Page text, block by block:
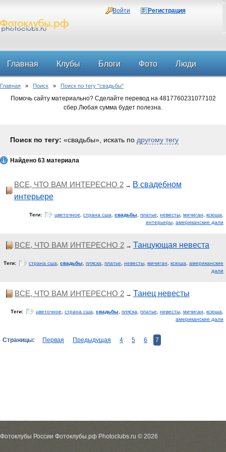
Войти Регистрация
Главная Клубы Блоги Фото Люди
Форум
Главная » Поиск » Поиск по тегу "свадьбы"
Помочь сайту материально? Сделайте перевод на 4817760231077102
сбер.Любая сумма будет полезна.
Поиск по тегу: «свадьбы», искать по другому тегу
Найдено 63 материала
ВСЕ, ЧТО ВАМ ИНТЕРЕСНО 2 → В свадебном
интерьере
Теги: цветочное страна сша свадьбы платье невесты мичиган ксюша
интерьеры американские дали
ВСЕ, ЧТО ВАМ ИНТЕРЕСНО 2 → Танцующая невеста
Теги: страна сша свадьбы пляска платье невесты мичиган ксюша
американские
дали
ВСЕ, ЧТО ВАМ ИНТЕРЕСНО 2 → Танец невесты
Теги: цветочное страна сша свадьбы пляска платье невесты мичиган ксюша
американские дали
Страницы: Первая Предыдущая 4 5 6 7
Фотоклубы России Фотоклубы.рф Photoclubs.ru © 2026